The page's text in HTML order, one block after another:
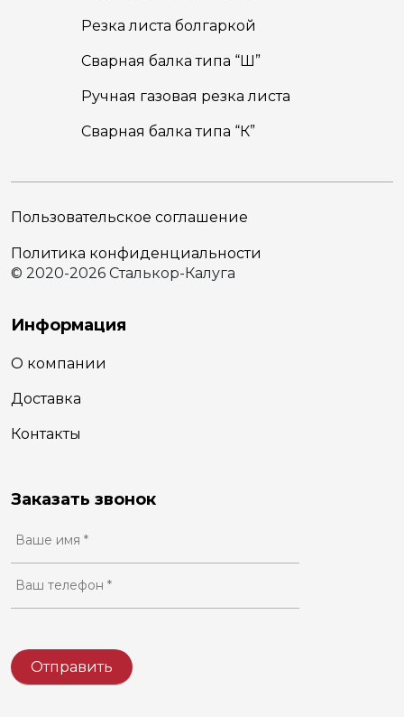
Резка листа болгаркой
Сварная балка типа “Ш”
Ручная газовая резка листа
Сварная балка типа “К”
Пользовательское соглашение
Политика конфиденциальности
© 2020-2026 Сталькор-Калуга
Информация
О компании
Доставка
Контакты
Заказать звонок